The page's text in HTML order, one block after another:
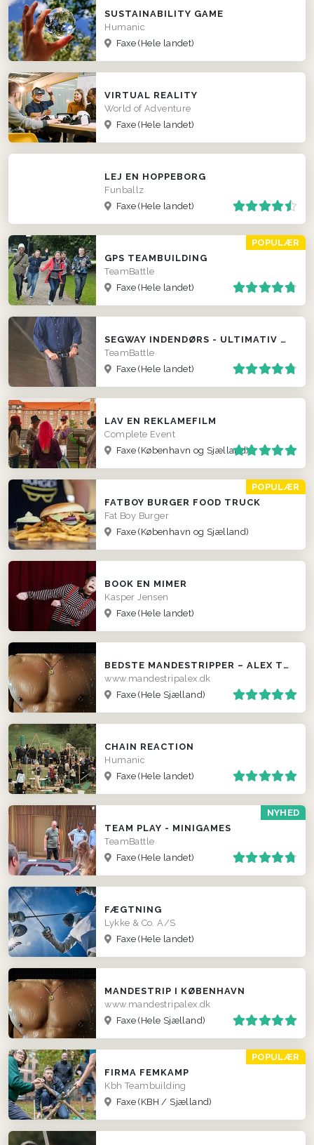
SUSTAINABILITY GAME
Humanic
Faxe(Hele landet)
VIRTUAL REALITY
World of Adventure
Faxe(Hele landet)
LEJ EN HOPPEBORG
Funballz
Faxe(Hele landet)
POPULÆR
GPS TEAMBUILDING
TeamBattle
Faxe(Hele landet)
SEGWAY INDENDØRS - ULTIMATIV POLTERABEND EVENT
TeamBattle
Faxe(Hele landet)
LAV EN REKLAMEFILM
Complete Event
Faxe(København og Sjælland)
POPULÆR
FATBOY BURGER FOOD TRUCK
Fat Boy Burger
Faxe(København og Sjælland)
BOOK EN MIMER
Kasper Jensen
Faxe(Hele landet)
BEDSTE MANDESTRIPPER – ALEX THE GREAT
www.mandestripalex.dk
Faxe(Hele Sjælland)
CHAIN REACTION
Humanic
Faxe(Hele landet)
NYHED
TEAM PLAY - MINIGAMES
TeamBattle
Faxe(Hele landet)
FÆGTNING
Lykke & Co. A/S
Faxe(Hele landet)
MANDESTRIP I KØBENHAVN
www.mandestripalex.dk
Faxe(Hele Sjælland)
POPULÆR
FIRMA FEMKAMP
Kbh Teambuilding
Faxe(KBH / Sjælland)